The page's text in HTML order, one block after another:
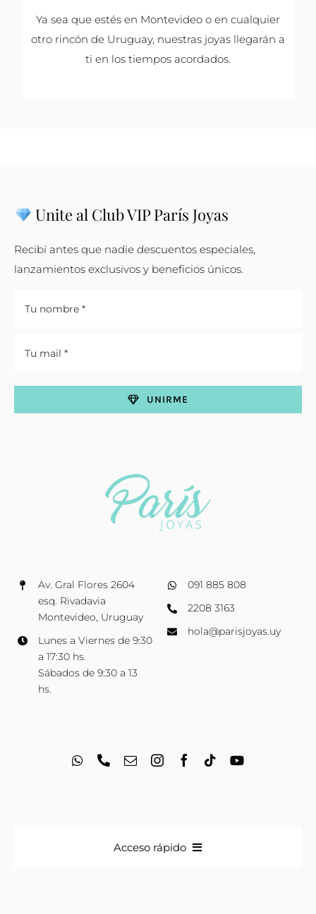
Ya sea que estés en Montevideo o en cualquier
otro rincón de Uruguay, nuestras joyas llegarán a
ti en los tiempos acordados.
Av. Gral Flores 2604
esq. Rivadavia
Montevideo, Uruguay
Lunes a Viernes de 9:30
a 17:30 hs.
Sábados de 9:30 a 13
hs.
091 885 808
2208 3163
hola@parisjoyas.uy
Unite al Club VIP París Joyas
Recibí antes que nadie descuentos especiales,
lanzamientos exclusivos y beneficios únicos.
UNIRME
Acceso rápido